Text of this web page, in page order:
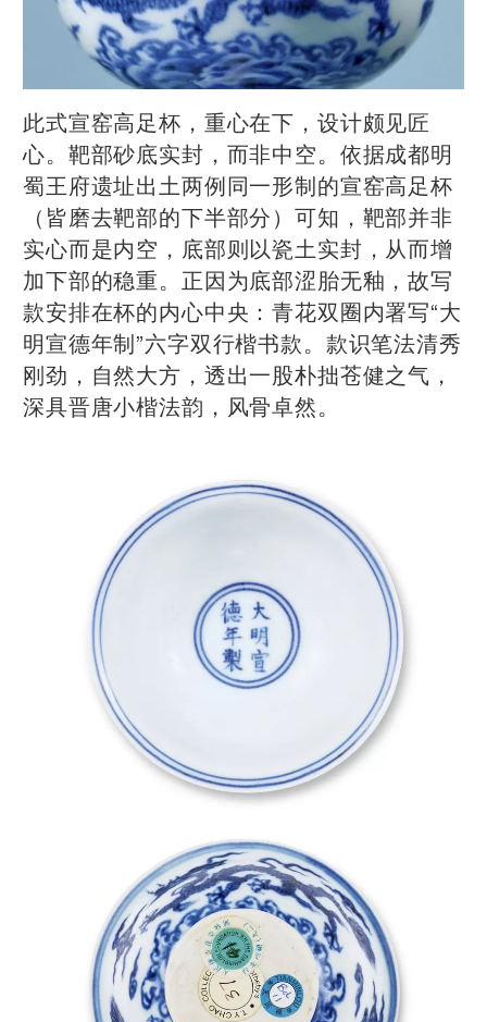
此式宣窑高足杯，重心在下，设计颇见匠
心。靶部砂底实封，而非中空。依据成都明
蜀王府遗址出土两例同一形制的宣窑高足杯
（皆磨去靶部的下半部分）可知，靶部并非
实心而是内空，底部则以瓷土实封，从而增
加下部的稳重。正因为底部涩胎无釉，故写
款安排在杯的内心中央：青花双圈内署写“大
明宣德年制”六字双行楷书款。款识笔法清秀
刚劲，自然大方，透出一股朴拙苍健之气，
深具晋唐小楷法韵，风骨卓然。